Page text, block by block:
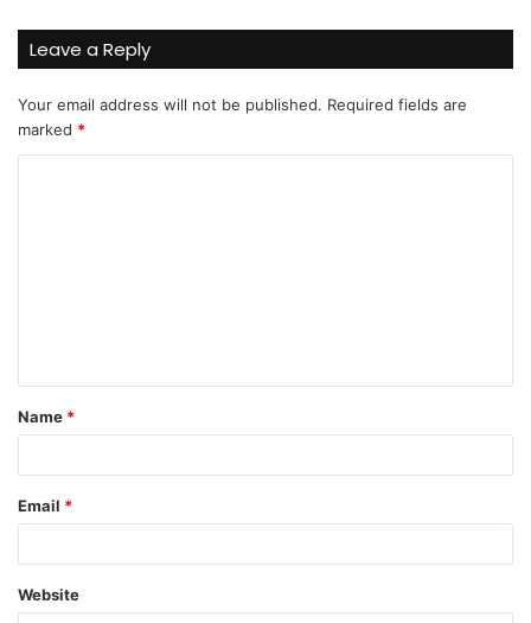
Leave a Reply
Your email address will not be published. Required fields are
marked *
t
*
Name *
Email *
Website